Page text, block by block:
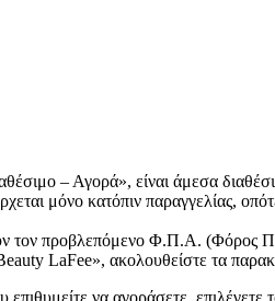
– Αγορά», είναι άμεσα
μόνο κατόπιν παραγγελίας,
τον προβλεπόμενο Φ.Π.Α. (Φόρος
LaFee», ακολουθείστε τα
επιθυμείτε να αγοράσετε,